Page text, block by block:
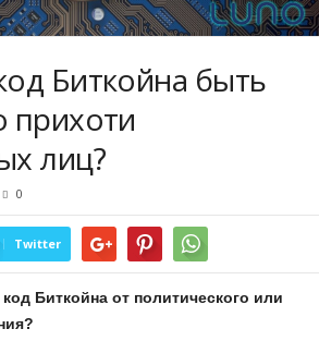
Биткойна быть
прихоти
лиц?
0
Twitter
Биткойна от политического или